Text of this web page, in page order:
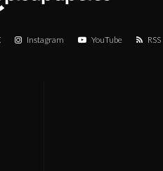
Instagram YouTube RSS